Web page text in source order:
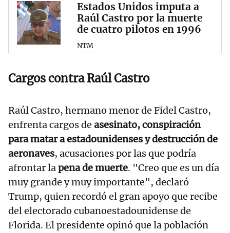
Estados Unidos imputa a
Raúl Castro por la muerte
de cuatro pilotos en 1996
NTM
Cargos contra Raúl Castro
Raúl Castro, hermano menor de Fidel Castro,
enfrenta cargos de asesinato, conspiración
para matar a estadounidenses y destrucción de
aeronaves, acusaciones por las que podría
afrontar lapena de muerte. "Creo que es un día
muy grande y muy importante", declaró
Trump, quien recordó el gran apoyo que recibe
del electorado cubanoestadounidense de
Florida. El presidente opinó que la población